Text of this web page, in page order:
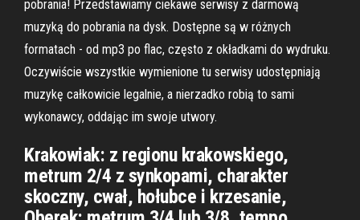
pobrania! Przedstawiamy ciekawe serwisy z darmową
muzyką do pobrania na dysk. Dostępne są w różnych
formatach - od mp3 po flac, często z okładkami do wydruku.
Oczywiście wszystkie wymienione tu serwisy udostępniają
muzykę całkowicie legalnie, a nierzadko robią to sami
wykonawcy, oddając im swoje utwory.
Krakowiak: z regionu krakowskiego,
metrum 2/4 z synkopami, charakter
skoczny, cwał, hołubce i krzesanie,